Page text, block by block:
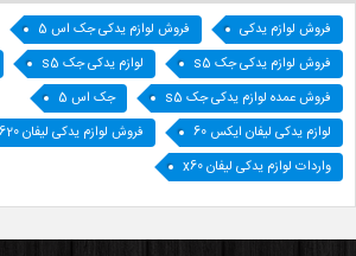
فروش لوازم یدکی
فروش لوازم یدکی جک اس 5
فروش لوازم یدکی جک s5
لوازم یدکی جک s5
فروش عمده لوازم یدکی جک s5
جک اس 5
لوازم یدکی لیفان ایکس 60
فروش لوازم یدکی لیفان 620
واردات لوازم یدکی لیفان x60